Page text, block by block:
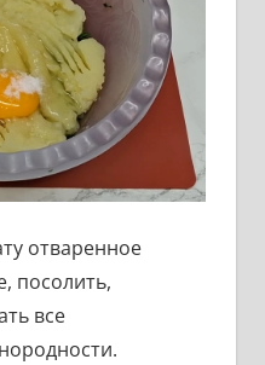
отваренное
посолить,
все